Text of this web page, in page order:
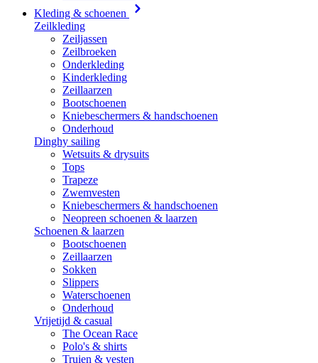
Kleding & schoenen
Zeilkleding
Zeiljassen
Zeilbroeken
Onderkleding
Kinderkleding
Zeillaarzen
Bootschoenen
Kniebeschermers & handschoenen
Onderhoud
Dinghy sailing
Wetsuits & drysuits
Tops
Trapeze
Zwemvesten
Kniebeschermers & handschoenen
Neopreen schoenen & laarzen
Schoenen & laarzen
Bootschoenen
Zeillaarzen
Sokken
Slippers
Waterschoenen
Onderhoud
Vrijetijd & casual
The Ocean Race
Polo's & shirts
Truien & vesten